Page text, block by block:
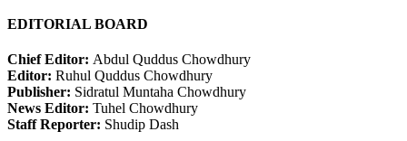
EDITORIAL BOARD
Chief Editor: Abdul Quddus Chowdhury
Editor: Ruhul Quddus Chowdhury
Publisher: Sidratul Muntaha Chowdhury
News Editor: Tuhel Chowdhury
Staff Reporter: Shudip Dash